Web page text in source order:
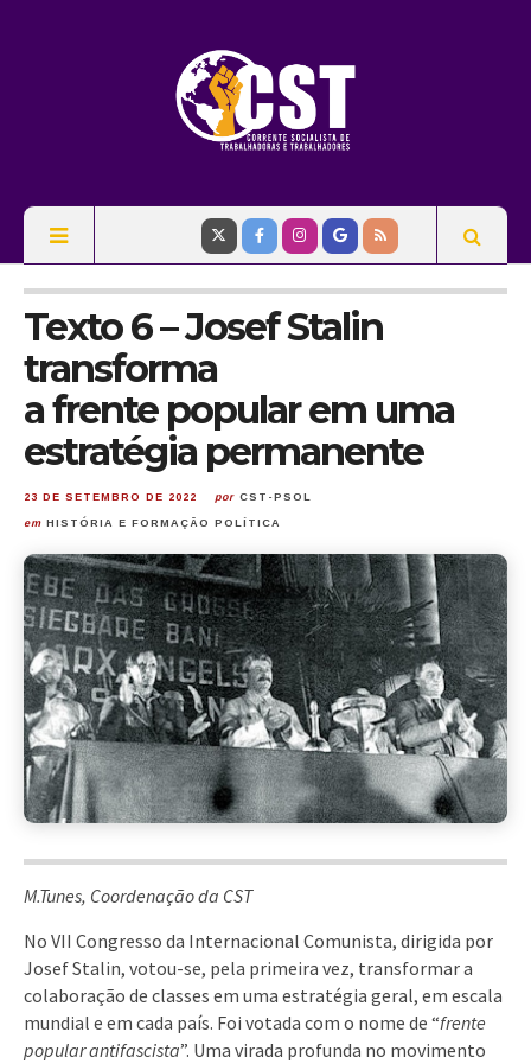
Texto 6 – Josef Stalin
transforma
a frente popular em uma
estratégia permanente
23 DE SETEMBRO DE 2022 por CST-PSOL
em HISTÓRIA E FORMAÇÃO POLÍTICA
M.Tunes, Coordenação da CST
No VII Congresso da Internacional Comunista, dirigida por
Josef Stalin, votou-se, pela primeira vez, transformar a
colaboração de classes em uma estratégia geral, em escala
mundial e em cada país. Foi votada com o nome de “frente
popular antifascista”. Uma virada profunda no movimento